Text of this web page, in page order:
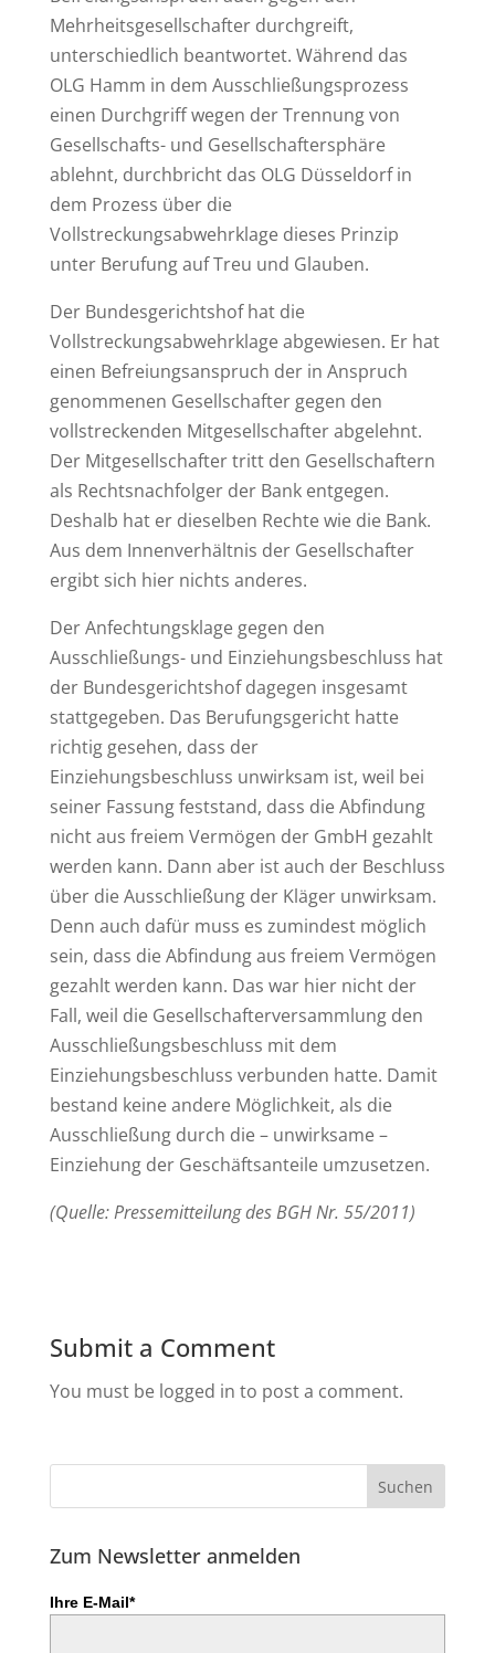
Mehrheitsgesellschafter durchgreift,
unterschiedlich beantwortet. Während das
OLG Hamm in dem Ausschließungsprozess
einen Durchgriff wegen der Trennung von
Gesellschafts- und Gesellschaftersphäre
ablehnt, durchbricht das OLG Düsseldorf in
dem Prozess über die
Vollstreckungsabwehrklage dieses Prinzip
unter Berufung auf Treu und Glauben.
Der Bundesgerichtshof hat die
Vollstreckungsabwehrklage abgewiesen. Er hat
einen Befreiungsanspruch der in Anspruch
genommenen Gesellschafter gegen den
vollstreckenden Mitgesellschafter abgelehnt.
Der Mitgesellschafter tritt den Gesellschaftern
als Rechtsnachfolger der Bank entgegen.
Deshalb hat er dieselben Rechte wie die Bank.
Aus dem Innenverhältnis der Gesellschafter
ergibt sich hier nichts anderes.
Der Anfechtungsklage gegen den
Ausschließungs- und Einziehungsbeschluss hat
der Bundesgerichtshof dagegen insgesamt
stattgegeben. Das Berufungsgericht hatte
richtig gesehen, dass der
Einziehungsbeschluss unwirksam ist, weil bei
seiner Fassung feststand, dass die Abfindung
nicht aus freiem Vermögen der GmbH gezahlt
werden kann. Dann aber ist auch der Beschluss
über die Ausschließung der Kläger unwirksam.
Denn auch dafür muss es zumindest möglich
sein, dass die Abfindung aus freiem Vermögen
gezahlt werden kann. Das war hier nicht der
Fall, weil die Gesellschafterversammlung den
Ausschließungsbeschluss mit dem
Einziehungsbeschluss verbunden hatte. Damit
bestand keine andere Möglichkeit, als die
Ausschließung durch die – unwirksame –
Einziehung der Geschäftsanteile umzusetzen.
(Quelle: Pressemitteilung des BGH Nr. 55/2011)
Submit a Comment
You must be logged in to post a comment.
Zum Newsletter anmelden
Ihre E-Mail*